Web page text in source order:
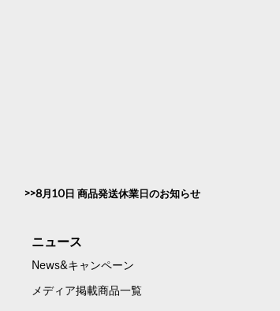
8月10日 商品発送休業日のお知らせ
ニュース
News&キャンペーン
メディア掲載商品一覧